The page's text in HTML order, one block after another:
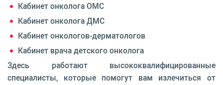
Кабинет онколога ОМС
Кабинет онколога ДМС
Кабинет онкологов-дерматологов
Кабинет врача детского онколога
Здесь работают высококвалифицированные
специалисты, которые помогут вам излечиться от